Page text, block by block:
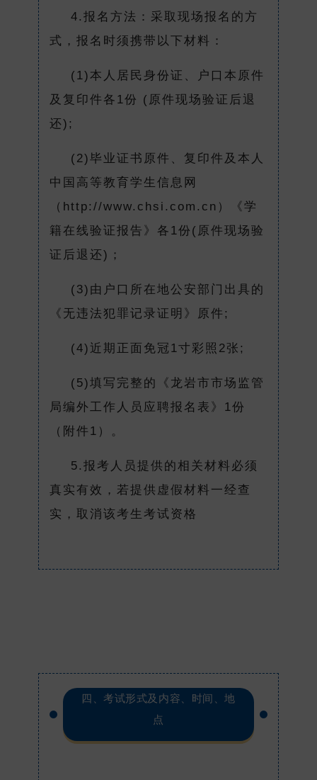
4.报名方法：采取现场报名的方
式，报名时须携带以下材料：
(1)本人居民身份证、户口本原件
及复印件各1份 (原件现场验证后退
还);
(2)毕业证书原件、复印件及本人
中国高等教育学生信息网
（http://www.chsi.com.cn）《学
籍在线验证报告》各1份(原件现场验
证后退还)；
(3)由户口所在地公安部门出具的
《无违法犯罪记录证明》原件;
(4)近期正面免冠1寸彩照2张;
(5)填写完整的《龙岩市市场监管
局编外工作人员应聘报名表》1份
（附件1）。
5.报考人员提供的相关材料必须
真实有效，若提供虚假材料一经查
实，取消该考生考试资格
四、考试形式及内容、时间、地
点